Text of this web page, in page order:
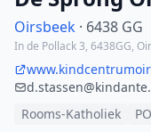
Oirsbeek · 6438 GG
In de Pollack 3, 6438GG,
Rooms-Katholiek